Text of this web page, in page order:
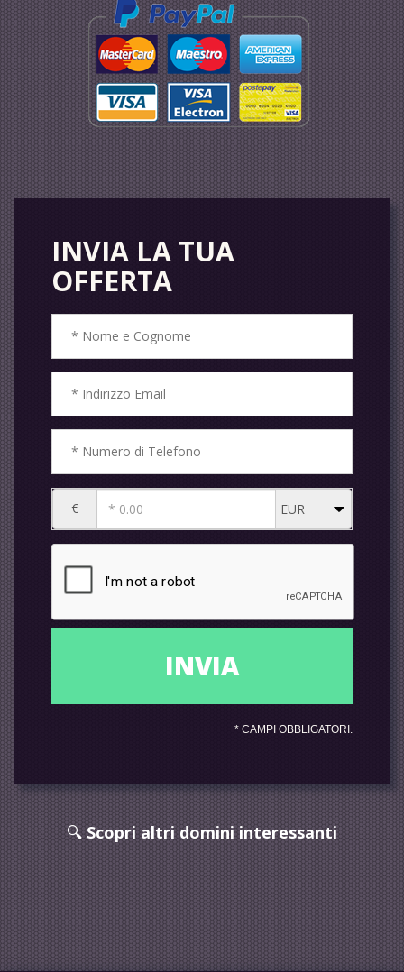
INVIA LA TUA
OFFERTA
€
* CAMPI OBBLIGATORI.
🔍Scopri altri domini interessanti